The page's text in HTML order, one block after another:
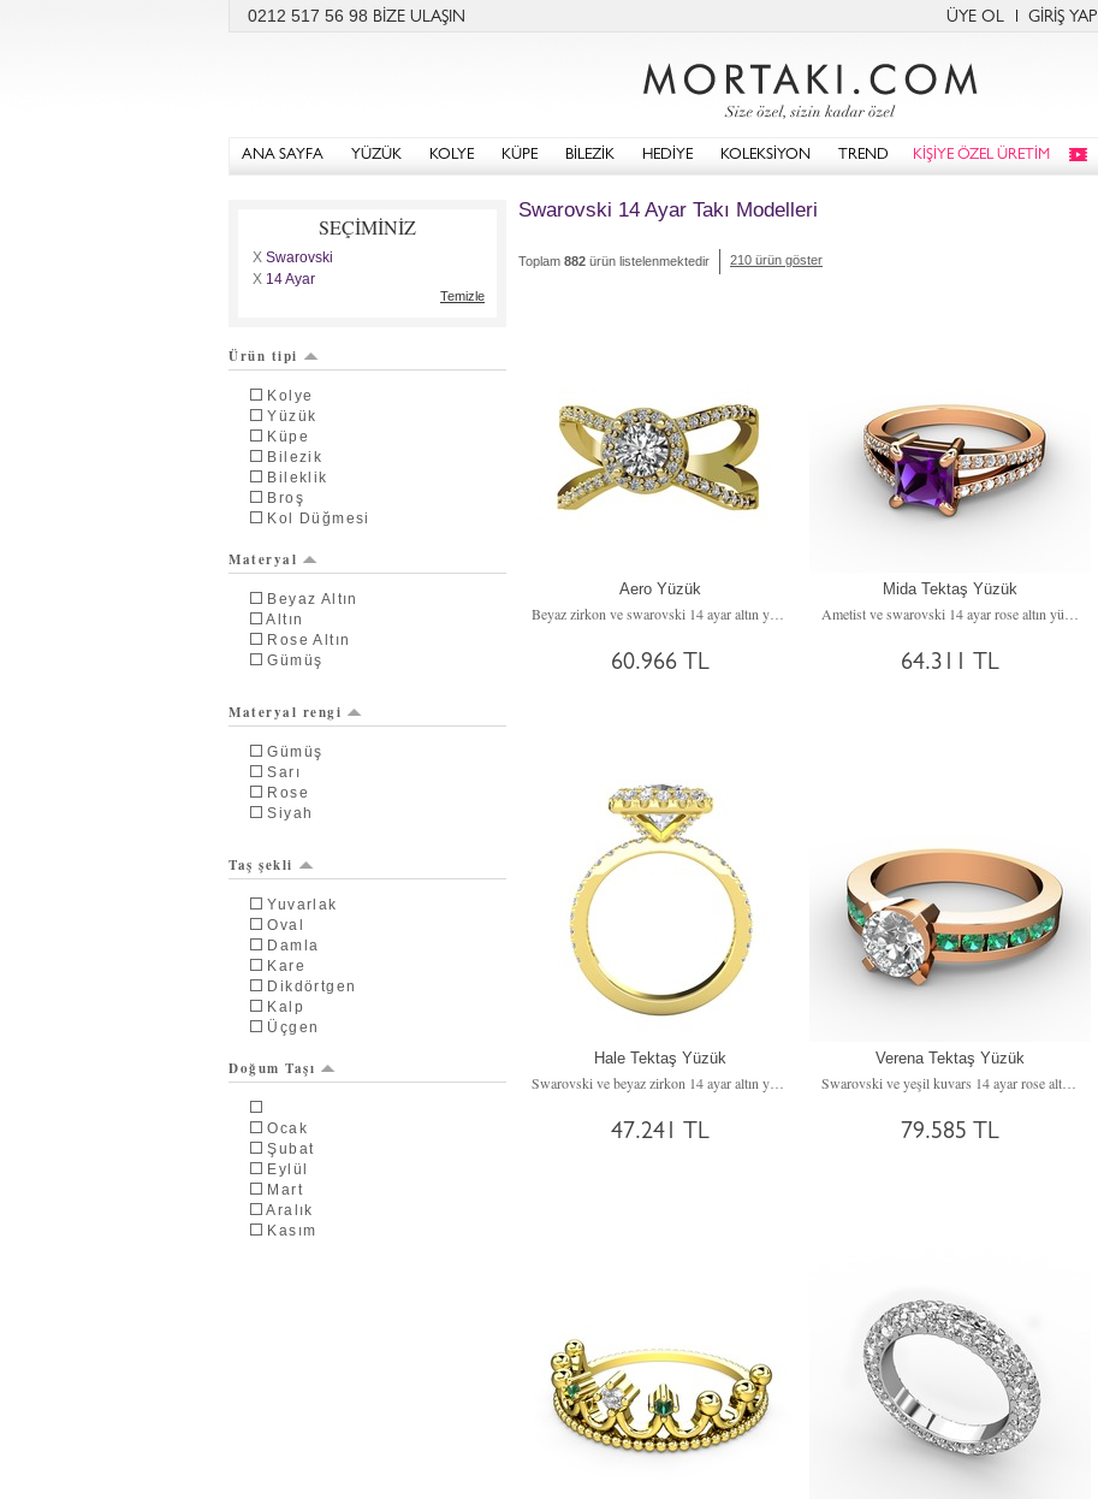
0212 517 56 98 BİZE ULAŞIN ÜYE OL GİRİŞ YAP
ANA SAYFA YÜZÜK KOLYE KÜPE BİLEZİK HEDİYE KOLEKSİYON TREND KİŞİYE ÖZEL ÜRETİM
SEÇİMİNİZ
X Swarovski
X 14 Ayar
Temizle
Ürün tipi
Kolye
Yüzük
Küpe
Bilezik
Bileklik
Broş
Kol Düğmesi
Materyal
Beyaz Altın
Altın
Rose Altın
Gümüş
Materyal rengi
Gümüş
Sarı
Rose
Siyah
Taş şekli
Yuvarlak
Oval
Damla
Kare
Dikdörtgen
Kalp
Üçgen
Doğum Taşı
Ocak
Şubat
Eylül
Mart
Aralık
Kasım
Swarovski 14 Ayar Takı Modelleri
Toplam 882 ürün listelenmektedir 210 ürün göster
Aero Yüzük
60.966 TL
Mida Tektaş Yüzük
64.311 TL
Hale Tektaş Yüzük
47.241 TL
Verena Tektaş Yüzük
79.585 TL